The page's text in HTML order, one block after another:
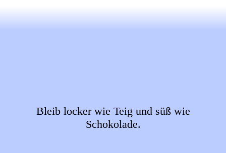
Bleib locker wie Teig und süß wie
Schokolade.